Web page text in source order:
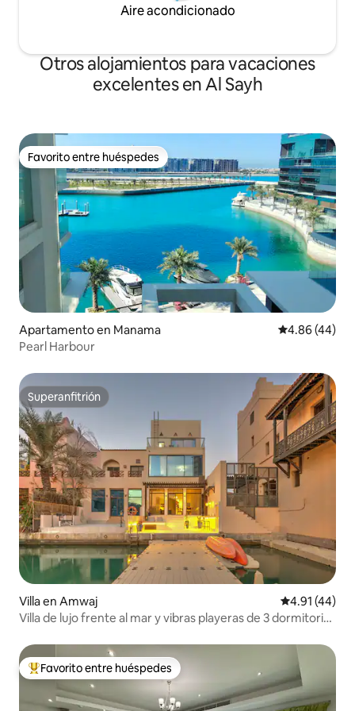
Aire acondicionado
Otros alojamientos para vacaciones
excelentes en Al Sayh
Favorito entre huéspedes
Favorito entre huéspedes
Apartamento en Manama Calificación
4.86 (44)
Pearl Harbour
Superanfitrión
Superanfitrión
Villa en Amwaj Calificación
4.91 (44)
Villa de lujo frente al mar y vibras playeras de 3 dormitorios
Favorito entre huéspedes preferido
Favorito entre huéspedes